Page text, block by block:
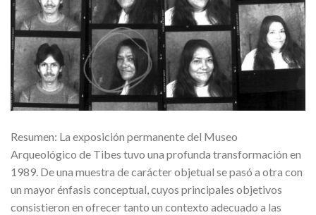
Resumen: La exposición permanente del Museo
Arqueológico de Tibes tuvo una profunda transformación en
1989. De una muestra de carácter objetual se pasó a otra con
un mayor énfasis conceptual, cuyos principales objetivos
consistieron en ofrecer tanto un contexto adecuado a las